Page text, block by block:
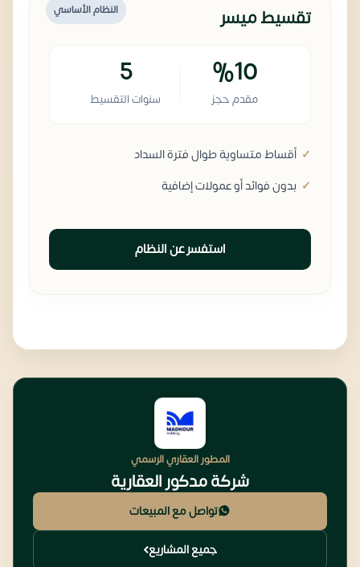
النظام الأساسي تقسيط ميسر
%10
مقدم حجز
5
سنوات التقسيط
أقساط متساوية طوال فترة السداد
بدون فوائد أو عمولات إضافية
استفسر عن النظام
المطور العقاري الرسمي
شركة مدكور العقارية
تواصل مع المبيعات
جميع المشاريع